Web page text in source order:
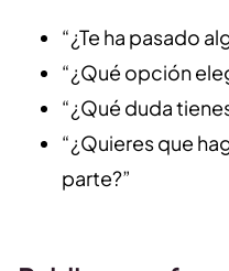
“¿Te ha pasado
“¿Qué opción
“¿Qué duda
“¿Quieres que
parte?”